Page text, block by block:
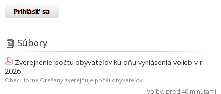
Súbory
Zverejnenie počtu obyvateľov ku dňu vyhlásenia volieb v r.
2026
Obec Horné Orešany zverejňuje počet obyvateľov...
Voľby, pred 40 minútami